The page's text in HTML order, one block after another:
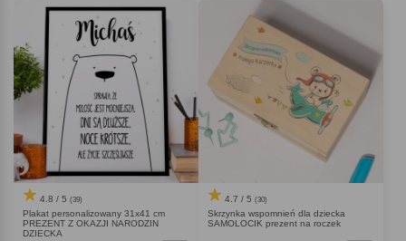
4.8 / 5 (39)
Plakat personalizowany 31x41 cm
PREZENT Z OKAZJI NARODZIN
DZIECKA
4.7 / 5 (30)
Skrzynka wspomnień dla dziecka
SAMOLOCIK prezent na roczek